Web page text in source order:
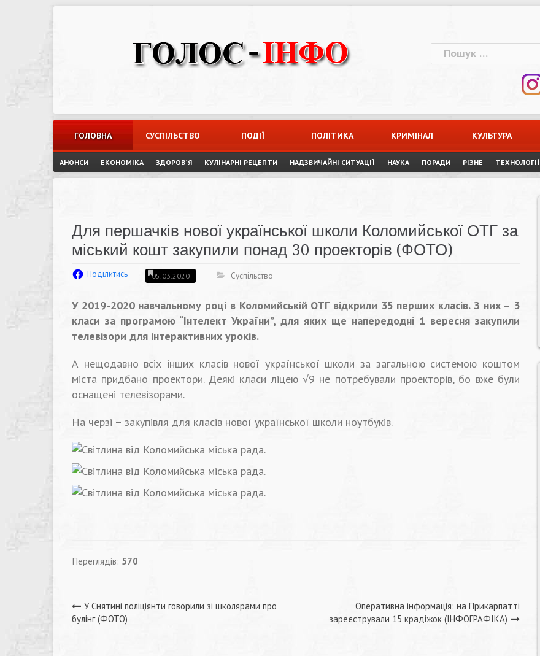
Пошук:
ГОЛОВНА СУСПІЛЬСТВО ПОДІЇ ПОЛІТИКА КРИМІНАЛ КУЛЬТУРА
АНОНСИ ЕКОНОМІКА ЗДОРОВ`Я КУЛІНАРНІ РЕЦЕПТИ НАДЗВИЧАЙНІ СИТУАЦІЇ НАУКА ПОРАДИ РІЗНЕ ТЕХНОЛОГІЇ
Для першачків нової української школи Коломийської ОТГ за
міський кошт закупили понад 30 проекторів (ФОТО)
Поділитись 05.03.2020 Суспільство
У 2019-2020 навчальному році в Коломийській ОТГ відкрили 35 перших класів. З них – 3
класи за програмою “Інтелект України”, для яких ще напередодні 1 вересня закупили
телевізори для інтерактивних уроків.
А нещодавно всіх інших класів нової української школи за загальною системою коштом
міста придбано проектори. Деякі класи ліцею √9 не потребували проекторів, бо вже були
оснащені телевізорами.
На черзі – закупівля для класів нової української школи ноутбуків.
Переглядів: 570
Навігація
У Снятині поліціянти говорили зі школярами про
булінг (ФОТО)
Оперативна інформація: на Прикарпатті
зареєстрували 15 крадіжок (ІНФОГРАФІКА)